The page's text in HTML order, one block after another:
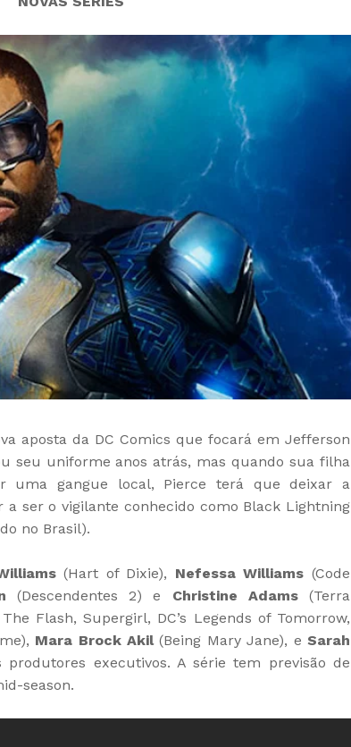
aposta da DC Comics que focará em Jefferson
seu uniforme anos atrás, mas quando sua filha
uma gangue local, Pierce terá que deixar a
a ser o vigilante conhecido como Black Lightning
no Brasil).
(Hart of Dixie), Nefessa Williams (Code
(Descendentes 2) e Christine Adams(Terra
Flash, Supergirl, DC’s Legends of Tomorrow,
Mara Brock Akil(Being Mary Jane), eSarah
produtores executivos. A série tem previsão de
season.